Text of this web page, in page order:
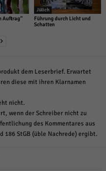
Auftrag“
Jülich
Führung durch Licht und
Schatten
dem Leserbrief. Erwartet
diese mit ihren Klarnamen
nicht.
wenn der Schreiber nicht zu
des Kommentares aus
186 StGB (üble Nachrede) ergibt.